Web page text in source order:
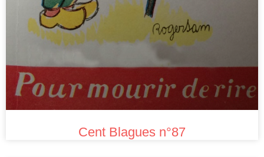
Cent Blagues n°87